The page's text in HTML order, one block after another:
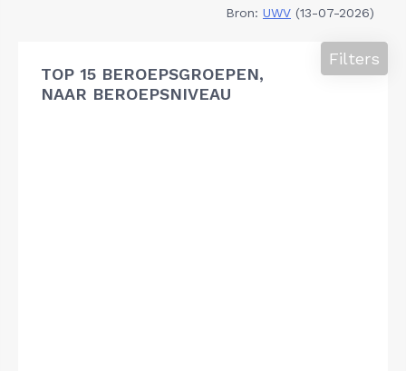
Bron: UWV (13-07-2026)
TOP 15 BEROEPSGROEPEN,
NAAR BEROEPSNIVEAU
Filters